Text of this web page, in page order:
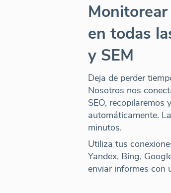
en todas
y SEM
Deja de perder
Nosotros nos
SEO, recopilaremos
automáticamente.
minutos.
Utiliza tus
Yandex, Bing,
enviar informes con